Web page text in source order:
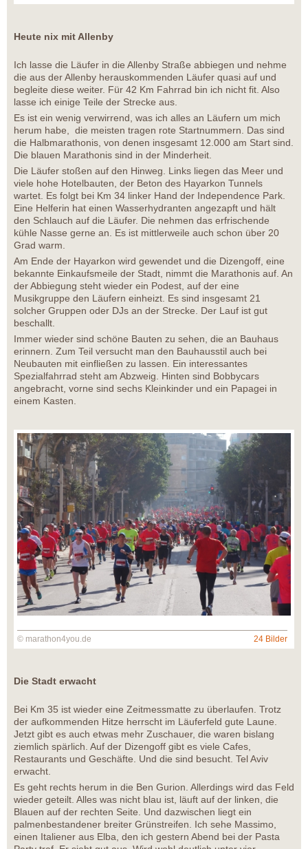
Heute nix mit Allenby
Ich lasse die Läufer in die Allenby Straße abbiegen und nehme
die aus der Allenby herauskommenden Läufer quasi auf und
begleite diese weiter. Für 42 Km Fahrrad bin ich nicht fit. Also
lasse ich einige Teile der Strecke aus.
Es ist ein wenig verwirrend, was ich alles an Läufern um mich
herum habe, die meisten tragen rote Startnummern. Das sind
die Halbmarathonis, von denen insgesamt 12.000 am Start sind.
Die blauen Marathonis sind in der Minderheit.
Die Läufer stoßen auf den Hinweg. Links liegen das Meer und
viele hohe Hotelbauten, der Beton des Hayarkon Tunnels
wartet. Es folgt bei Km 34 linker Hand der Independence Park.
Eine Helferin hat einen Wasserhydranten angezapft und hält
den Schlauch auf die Läufer. Die nehmen das erfrischende
kühle Nasse gerne an. Es ist mittlerweile auch schon über 20
Grad warm.
Am Ende der Hayarkon wird gewendet und die Dizengoff, eine
bekannte Einkaufsmeile der Stadt, nimmt die Marathonis auf. An
der Abbiegung steht wieder ein Podest, auf der eine
Musikgruppe den Läufern einheizt. Es sind insgesamt 21
solcher Gruppen oder DJs an der Strecke. Der Lauf ist gut
beschallt.
Immer wieder sind schöne Bauten zu sehen, die an Bauhaus
erinnern. Zum Teil versucht man den Bauhausstil auch bei
Neubauten mit einfließen zu lassen. Ein interessantes
Spezialfahrrad steht am Abzweig. Hinten sind Bobbycars
angebracht, vorne sind sechs Kleinkinder und ein Papagei in
einem Kasten.
© marathon4you.de 24 Bilder
Die Stadt erwacht
Bei Km 35 ist wieder eine Zeitmessmatte zu überlaufen. Trotz
der aufkommenden Hitze herrscht im Läuferfeld gute Laune.
Jetzt gibt es auch etwas mehr Zuschauer, die waren bislang
ziemlich spärlich. Auf der Dizengoff gibt es viele Cafes,
Restaurants und Geschäfte. Und die sind besucht. Tel Aviv
erwacht.
Es geht rechts herum in die Ben Gurion. Allerdings wird das Feld
wieder geteilt. Alles was nicht blau ist, läuft auf der linken, die
Blauen auf der rechten Seite. Und dazwischen liegt ein
palmenbestandener breiter Grünstreifen. Ich sehe Massimo,
einen Italiener aus Elba, den ich gestern Abend bei der Pasta